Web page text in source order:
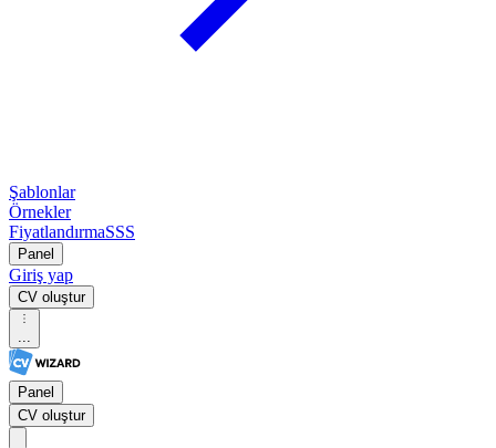
Şablonlar
Örnekler
FiyatlandırmaSSS
Panel
Giriş yap
CV oluştur
...
Panel
CV oluştur